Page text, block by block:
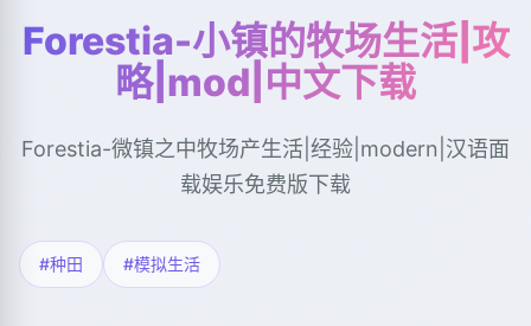
Forestia-小镇的牧场生活|攻
略|mod|中文下载
Forestia-微镇之中牧场产生活|经验|modern|汉语面
载娱乐免费版下载
#种田 #模拟生活